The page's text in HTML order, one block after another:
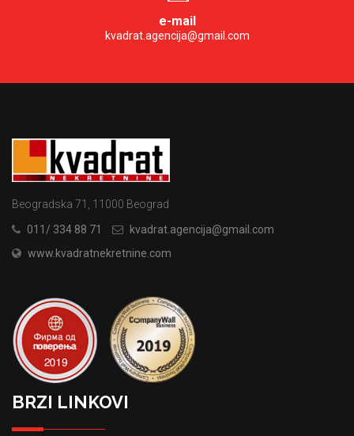
e-mail
kvadrat.agencija@gmail.com
Beogradska 71, 11000 Beograd
011/ 334 88 71
kvadrat.agencija@gmail.com
www.kvadratnekretnine.com
BRZI LINKOVI